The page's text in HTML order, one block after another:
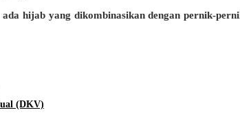
hijab yang dikombinasikan dengan pernik-
(DKV)